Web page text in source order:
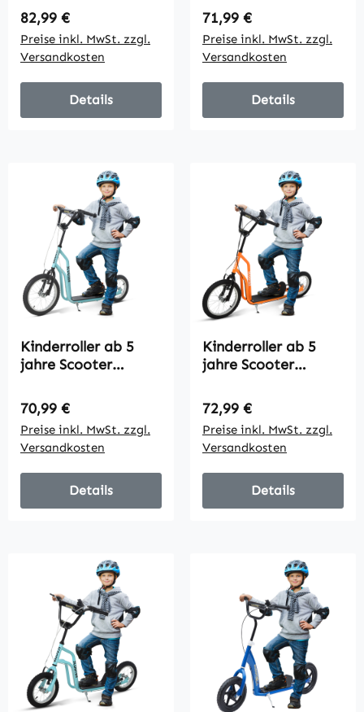
Tretroller Cityroller
Kinder Roller
Kickboard mit
Luftreifen 12 Zoll
Gummi Aluminium
Beige 120 x 58 x 85-
95 cm
Regulärer Preis:
82,99 €
Preise inkl. MwSt. zzgl.
Versandkosten
Details
Tretroller Cityroller
Kinder Roller
Kickboard mit
Luftreifen 12 Zoll
Gummi Aluminium
Schwarz 120 x 58 x
85-95 cm
Regulärer Preis:
71,99 €
Preise inkl. MwSt. zzgl.
Versandkosten
Details
Kinderroller ab 5
jahre Scooter
Kinder Roller
Kickboard mit
Luftreifen16/12 Zoll
Blau 135 x 58 x 88-
94 cm
Regulärer Preis:
70,99 €
Preise inkl. MwSt. zzgl.
Versandkosten
Details
Kinderroller ab 5
jahre Scooter
Kinder Roller
Kickboard mit
Luftreifen16/12 Zoll
Orange 135 x 58 x
88-94 cm
Regulärer Preis:
72,99 €
Preise inkl. MwSt. zzgl.
Versandkosten
Details